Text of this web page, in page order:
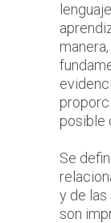
posible
Se
y de
son